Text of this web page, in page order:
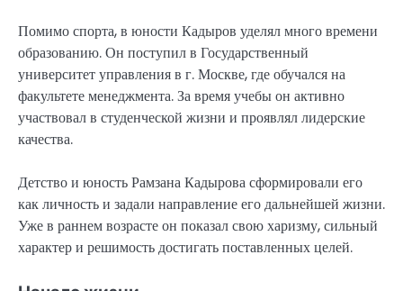
Помимо спорта, в юности Кадыров уделял много времени
образованию. Он поступил в Государственный
университет управления в г. Москве, где обучался на
факультете менеджмента. За время учебы он активно
участвовал в студенческой жизни и проявлял лидерские
качества.
Детство и юность Рамзана Кадырова сформировали его
как личность и задали направление его дальнейшей жизни.
Уже в раннем возрасте он показал свою харизму, сильный
характер и решимость достигать поставленных целей.